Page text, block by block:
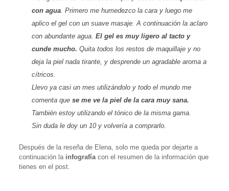
con agua. Primero me humedezco la cara y luego me
aplico el gel con un suave masaje. A continuación la aclaro
con abundante agua. El gel es muy ligero al tacto y
cunde mucho. Quita todos los restos de maquillaje y no
deja la piel nada tirante, y desprende un agradable aroma a
cítricos.
Llevo ya casi un mes utilizándolo y todo el mundo me
comenta que se me ve la piel de la cara muy sana.
También estoy utilizando el tónico de la misma gama.
Sin duda le doy un 10 y volvería a comprarlo.
Después de la reseña de Elena, solo me queda por dejarte a
continuación la infografíacon el resumen de la información que
tienes en el post.